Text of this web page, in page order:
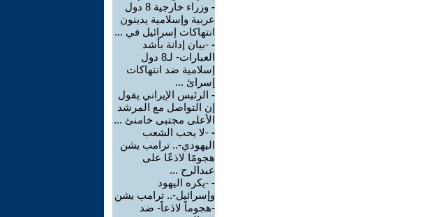
-
وزراء خارجية 8 دول
عربية وإسلامية يدينون
انتهاكات إسرائيل في ...
- -بيان إدانة بأشد
العبارات- لـ8 دول
إسلامية ضد انتهاكات
إسرائ ...
- الرئيس الإيراني يقول
إن التواصل مع المرشد
الأعلى مجتبى خامنئ ...
- -لا يحب الشعب
اليهودي-.. ترامب يشن
هجومًا لاذعًا على
عبدالرح ...
- -يكره اليهود
وإسرائيل-.. ترامب يشن
-هجوماً لاذعاً- ضد